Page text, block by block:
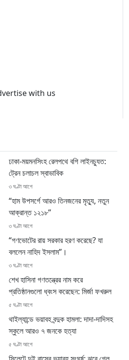
ঢাকা-ময়মনসিংহ রেলপথে বগি লাইনচ্যুত:
ট্রেন চলাচল স্বাভাবিক
৩ ঘণ্টা আগে
“হাম উপসর্গে আরও তিনজনের মৃত্যু, নতুন
আক্রান্ত ১২১৮”
৩ ঘণ্টা আগে
“গণভোটের রায় সরকার হরণ করেছে? যা
বললেন নাহিদ ইসলাম”।
৩ ঘণ্টা আগে
শেখ হাসিনা গণতন্ত্রের নাম করে
প্রতিষ্ঠানগুলো ধ্বংস করেছেন: মির্জা ফখরুল
৫ ঘণ্টা আগে
থাইল্যান্ডে ভয়াবহ বন্দুক হামলা: দাদা-দাদিসহ
স্কুলে আরও ৭ জনকে হত্যা
৫ ঘণ্টা আগে